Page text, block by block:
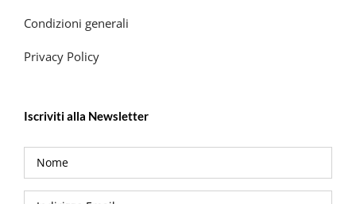
Condizioni generali
Privacy Policy
Iscriviti alla Newsletter